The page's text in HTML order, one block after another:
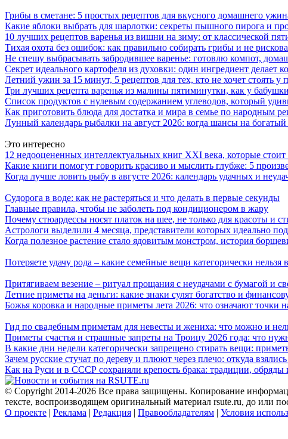
Грибы в сметане: 5 простых рецептов для вкусного домашнего
Какие яблоки выбрать для шарлотки: секреты пышного пирога и
10 лучших рецептов варенья из вишни на зиму: от классической
Тихая охота без ошибок: как правильно собирать грибы и не
Не спешу выбрасывать забродившее варенье: готовлю компот,
Секрет идеального картофеля из духовки: один ингредиент делает
Летний ужин за 15 минут, 5 рецептов для тех, кто не хочет стоять у
Три лучших рецепта варенья из малины пятиминутки, как у
Список продуктов с нулевым содержанием углеводов, который
Как приготовить блюда для достатка и мира в семье по народным
Лунный календарь рыбалки на август 2026: когда шансы на
Это интересно
12 недооцененных интеллектуальных книг XXI века, которые
Какие книги помогут говорить красиво и мыслить глубже: 5
Когда лучше ловить рыбу в августе 2026: календарь удачных и
Судорога в воде: как не растеряться и что делать в первые секунды
Главные правила, чтобы не заболеть под кондиционером в жару
Почему стюардессы носят платок на шее, не только для красоты и
Астрологи выделили 4 месяца, представители которых идеально
Когда полезное растение стало ядовитым монстром, история
Потеряете удачу рода – какие семейные вещи категорически нельзя
Притягиваем везение – ритуал прощания с неудачами с бумагой и
Летние приметы на деньги: какие знаки сулят богатство и
Божья коровка и народные приметы лета 2026: что означают точки
Гид по свадебным приметам для невесты и жениха: что можно и
Приметы счастья и страшные запреты на Троицу 2026 года: что
В какие дни недели категорически запрещено стирать вещи:
Зачем русские стучат по дереву и плюют через плечо: откуда
Как на Руси и в СССР сохраняли крепость брака: традиции,
© Copyright 2014-2026 Все права защищены. Копирование
тексте, воспроизводящем оригинальный материал rsute.ru, до или
О проекте | Реклама | Редакция | Правообладателям | Условия